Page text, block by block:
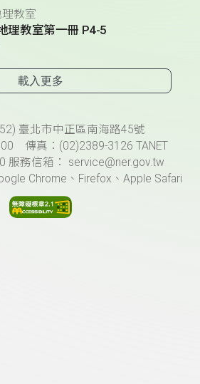
理教室
理教室第一冊 P4-5
載入更多
臺北市中正區南海路45號
傳真：(02)2389-3126 TANET
服務信箱： service@ner.gov.tw
Chrome、Firefox、Apple Safari